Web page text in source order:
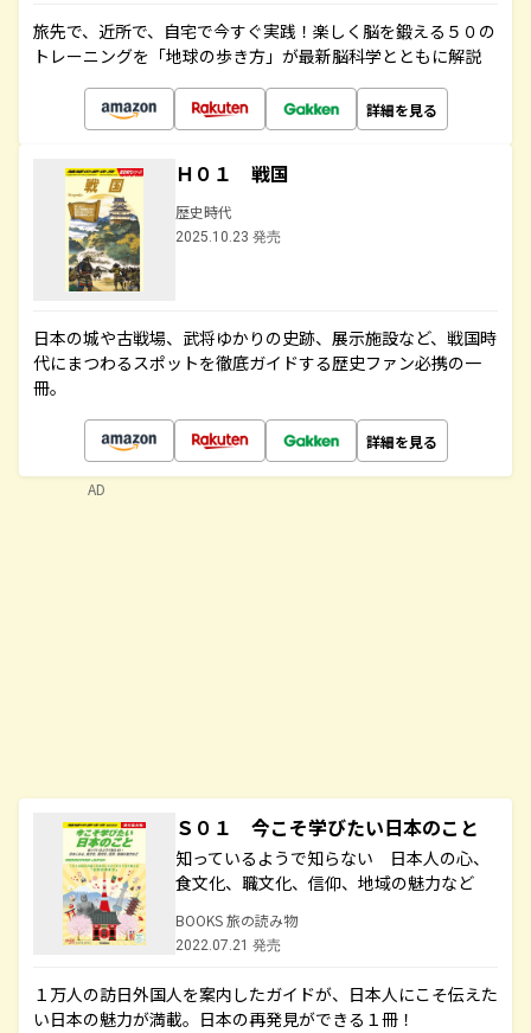
旅先で、近所で、自宅で今すぐ実践！楽しく脳を鍛える５０の
トレーニングを「地球の歩き方」が最新脳科学とともに解説
詳細を見る
Ｈ０１ 戦国
歴史時代
2025.10.23 発売
日本の城や古戦場、武将ゆかりの史跡、展示施設など、戦国時
代にまつわるスポットを徹底ガイドする歴史ファン必携の一
冊。
詳細を見る
Ｓ０１ 今こそ学びたい日本のこと
知っているようで知らない 日本人の心、
食文化、職文化、信仰、地域の魅力など
BOOKS 旅の読み物
2022.07.21 発売
１万人の訪日外国人を案内したガイドが、日本人にこそ伝えた
い日本の魅力が満載。日本の再発見ができる１冊！
AD